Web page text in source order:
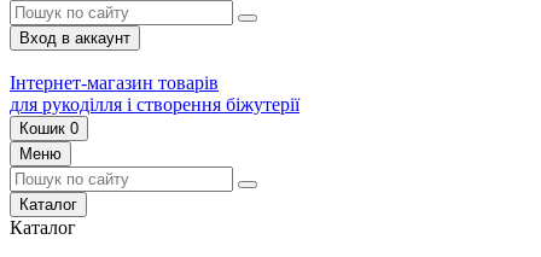
Вход в аккаунт
Інтернет-магазин товарів
для рукоділля і створення біжутерії
Кошик 0
Меню
Каталог
Каталог